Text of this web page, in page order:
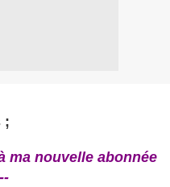
;
ma nouvelle abonnée